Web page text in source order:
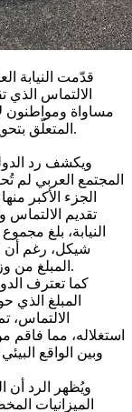
قدّمت النيابة
الالتماس
المتعلّق بتحويل الميزانيات البيئية المخصّصة للبلدات العربية.
ويكشف رد
تقديم
شيكل، رغم أن
المبلغ من وزارة المالية الى وزارة البيئة خلال الفترة نفسها.
كما تعترف
المبلغ الذي
الالتماس،
استغلاله، مما فاقم
وبين الواقع
ويُظهر الرد